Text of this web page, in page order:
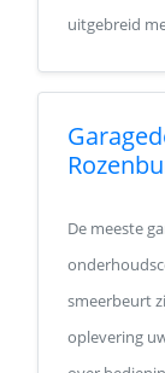
uitgebreid
De meeste
smeerbeurt
oplevering